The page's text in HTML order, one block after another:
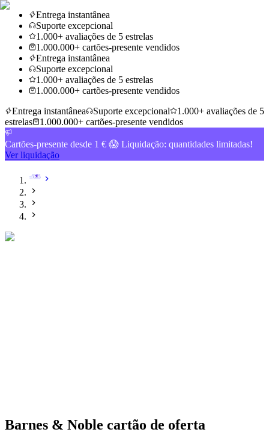
Entrega instantânea
Suporte excepcional
1.000+ avaliações de 5 estrelas
1.000.000+ cartões-presente vendidos
Entrega instantânea
Suporte excepcional
1.000+ avaliações de 5 estrelas
1.000.000+ cartões-presente vendidos
Entrega instantânea
Suporte excepcional
1.000+ avaliações de 5
estrelas
1.000.000+ cartões-presente vendidos
Cartões-presente desde 1 € 😱 Liquidação: quantidades limitadas!
Ver liquidação
Barnes & Noble cartão de oferta